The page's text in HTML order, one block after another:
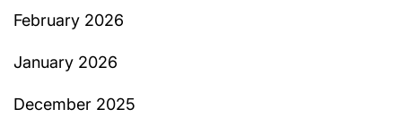
February 2026
January 2026
December 2025